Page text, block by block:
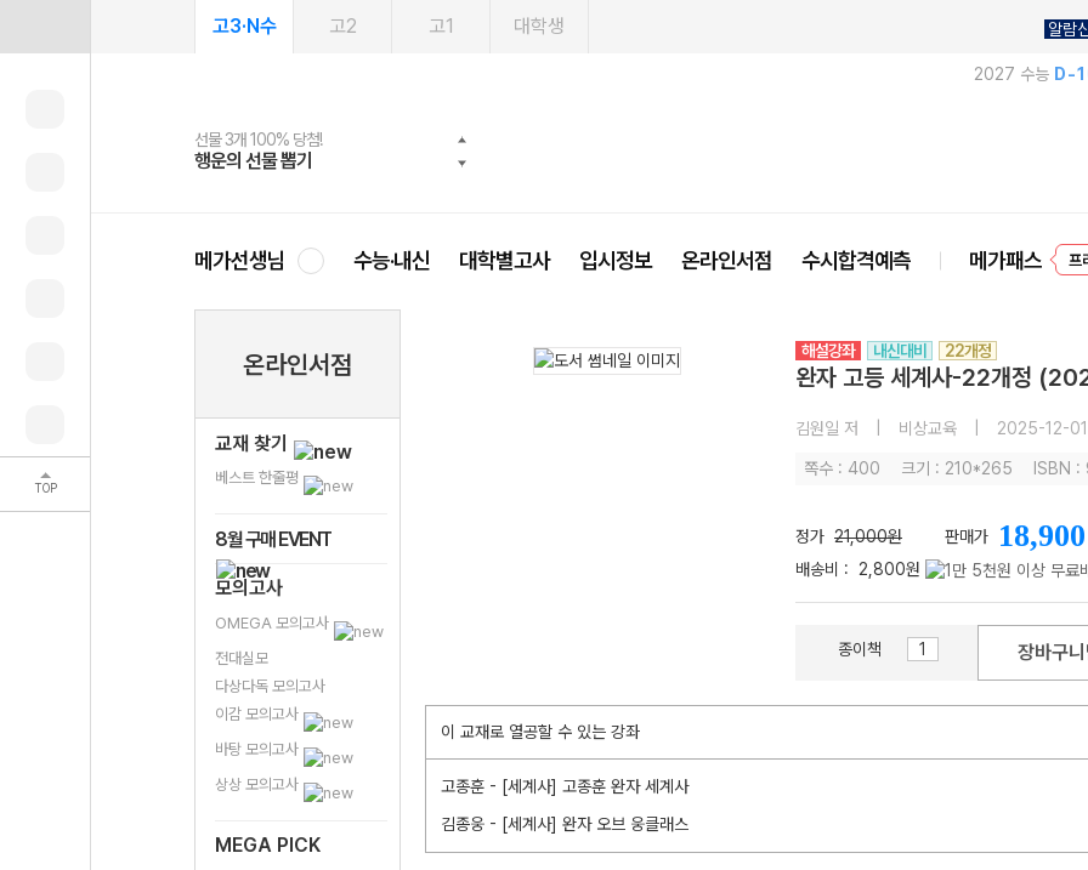
TOP
고3·N수 고2 고1 대학생 알람
2027 수능 D-
선물 3개 100% 당첨!
행운의 선물 뽑기
선물 100% 증정!
메가스터디 X 올리브
여름방학 스터디 캐시백
메가런 썸머스쿨
2027 러셀 단과
강사 공개선발
스마트러닝앱
설문 EVENT
메가패스
3일 무료 체험권
메가패스 수강생 무료혜택!
메가클럽 멤버십
사회공헌 캠페인
희망이룸 메가나눔
메가선생님 수능·내신 대학별고사 입시정보 온라인서점 수시합격예측 메가패스
프
온라인서점
교재 찾기
베스트 한줄평
8월 구매 EVENT
모의고사
OMEGA 모의고사
전대실모
다상다독 모의고사
이감 모의고사
바탕 모의고사
상상 모의고사
MEGA PICK
해설강좌 내신대비 22개정
완자 고등 세계사-22개정
김원일 저 비상교육 2025-12-01
쪽수 : 400 크기 : 210*265 ISBN
정가 21,000원 판매가 18,900
배송비 : 2,800원
종이책 장바구니
이 교재로 열공할 수 있는 강좌
고종훈 - [세계사] 고종훈 완자 세계사
김종웅 - [세계사] 완자 오브 웅클래스